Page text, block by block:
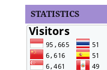
STATISTICS